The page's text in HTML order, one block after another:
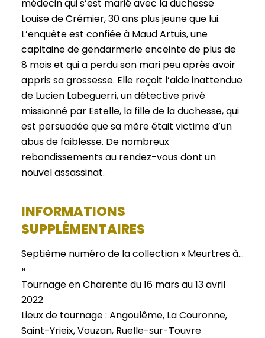
médecin qui s’est marié avec la duchesse
Louise de Crémier, 30 ans plus jeune que lui.
L’enquête est confiée à Maud Artuis, une
capitaine de gendarmerie enceinte de plus de
8 mois et qui a perdu son mari peu après avoir
appris sa grossesse. Elle reçoit l’aide inattendue
de Lucien Labeguerri, un détective privé
missionné par Estelle, la fille de la duchesse, qui
est persuadée que sa mère était victime d’un
abus de faiblesse. De nombreux
rebondissements au rendez-vous dont un
nouvel assassinat.
INFORMATIONS
SUPPLÉMENTAIRES
Septième numéro de la collection « Meurtres à…
»
Tournage en Charente du 16 mars au 13 avril
2022
Lieux de tournage : Angoulême, La Couronne,
Saint-Yrieix, Vouzan, Ruelle-sur-Touvre